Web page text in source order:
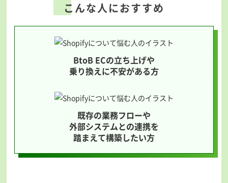
こんな人におすすめ
BtoB ECの立ち上げや
乗り換えに不安がある方
既存の業務フローや
外部システムとの連携を
踏まえて構築したい方